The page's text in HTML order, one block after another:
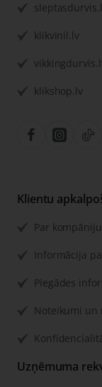
klikvinil.lv
klikshop.lv
Klientu
Par kompāniju
Informācija
Piegādes
Noteikumi un
Uzņēmuma